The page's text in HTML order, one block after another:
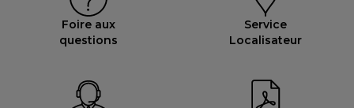
Foire aux
questions
Service
Localisateur